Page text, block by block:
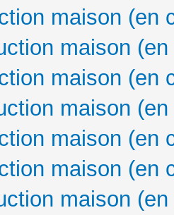
maison (en
maison
maison (en
maison
maison (en
maison (en
maison